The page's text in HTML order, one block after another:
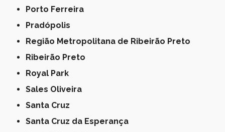
Porto Ferreira
Pradópolis
Região Metropolitana de Ribeirão Preto
Ribeirão Preto
Royal Park
Sales Oliveira
Santa Cruz
Santa Cruz da Esperança